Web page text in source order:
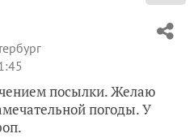
посылки. Желаю
погоды. У